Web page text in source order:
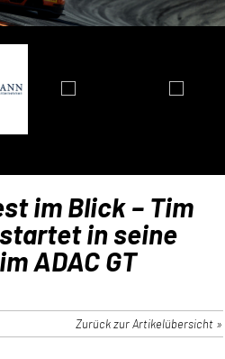
im Blick – Tim
in seine
ADAC GT
Zurück zur Artikelübersicht »